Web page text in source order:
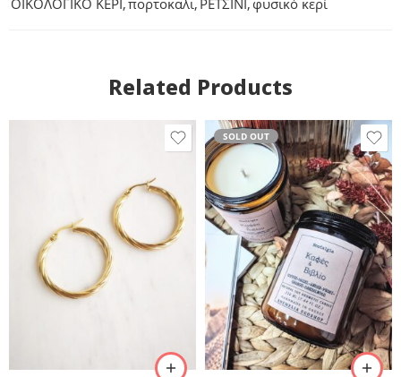
ΟΙΚΟΛΟΓΙΚΟ ΚΕΡΙ,πορτοκαλι, ΡΕΤΣΙΝΙ,φυσικό κερί
Related Products
SOLD OUT